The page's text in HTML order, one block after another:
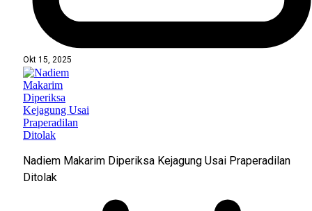
Okt 15, 2025
Nadiem Makarim Diperiksa Kejagung Usai Praperadilan
Ditolak